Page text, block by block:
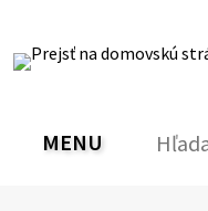
obsah
RSS MapaTlačiť
PREPNÚŤ
MENU Hľadať: